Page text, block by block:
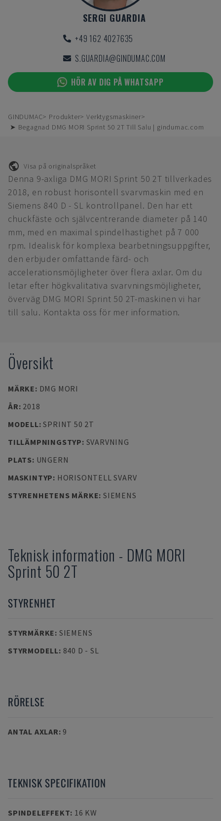
SERGI GUARDIA
+49 162 4027635
S.GUARDIA@GINDUMAC.COM
HÖR AV DIG PÅ WHATSAPP
GINDUMAC Produkter
Verktygsmaskiner
➤ Begagnad DMG MORI Sprint 50 2T Till Salu | gindumac.com
Visa på originalspråket
Denna 9-axliga DMG MORI Sprint 50 2T tillverkades
2018, en robust horisontell svarvmaskin med en
Siemens 840 D - SL kontrollpanel. Den har ett
chuckfäste och självcentrerande diameter på 140
mm, med en maximal spindelhastighet på 7 000
rpm. Idealisk för komplexa bearbetningsuppgifter,
den erbjuder omfattande färd- och
accelerationsmöjligheter över flera axlar. Om du
letar efter högkvalitativa svarvningsmöjligheter,
överväg DMG MORI Sprint 50 2T-maskinen vi har
till salu. Kontakta oss för mer information.
Översikt
MÄRKE: DMG MORI
ÅR: 2018
MODELL:SPRINT 50 2T
TILLÄMPNINGSTYP: SVARVNING
PLATS: UNGERN
MASKINTYP: HORISONTELL SVARV
STYRENHETENS MÄRKE: SIEMENS
Teknisk information - DMG MORI
Sprint 50 2T
STYRENHET
STYRMÄRKE: SIEMENS
STYRMODELL: 840 D - SL
RÖRELSE
ANTAL AXLAR: 9
TEKNISK SPECIFIKATION
SPINDELEFFEKT: 16 KW